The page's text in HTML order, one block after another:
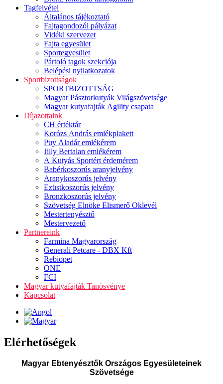
Tagfelvétel
Általános tájékoztató
Fajtagondozói pályázat
Vidéki szervezet
Fajta egyesület
Sportegyesület
Pártoló tagok szekciója
Belépési nyilatkozatok
Sportbizottságok
SPORTBIZOTTSÁG
Magyar Pásztorkutyák Világszövetsége
Magyar kutyafajták Agility csapata
Díjazottaink
CH értéktár
Korózs András emlékplakett
Puy Aladár emlékérem
Jilly Bertalan emlékérem
A Kutyás Sportért érdemérem
Babérkoszorús aranyjelvény
Aranykoszorús jelvény
Ezüstkoszorús jelvény
Bronzkoszorús jelvény
Szövetség Elnöke Elismerő Oklevél
Mestertenyésztő
Mestervezető
Partnereink
Farmina Magyarország
Generali Petcare - DBX Kft
Rebiopet
ONE
FCI
Magyar kutyafajták Tanösvénye
Kapcsolat
Elérhetőségek
Magyar Ebtenyésztők Országos Egyesületeinek
Szövetsége